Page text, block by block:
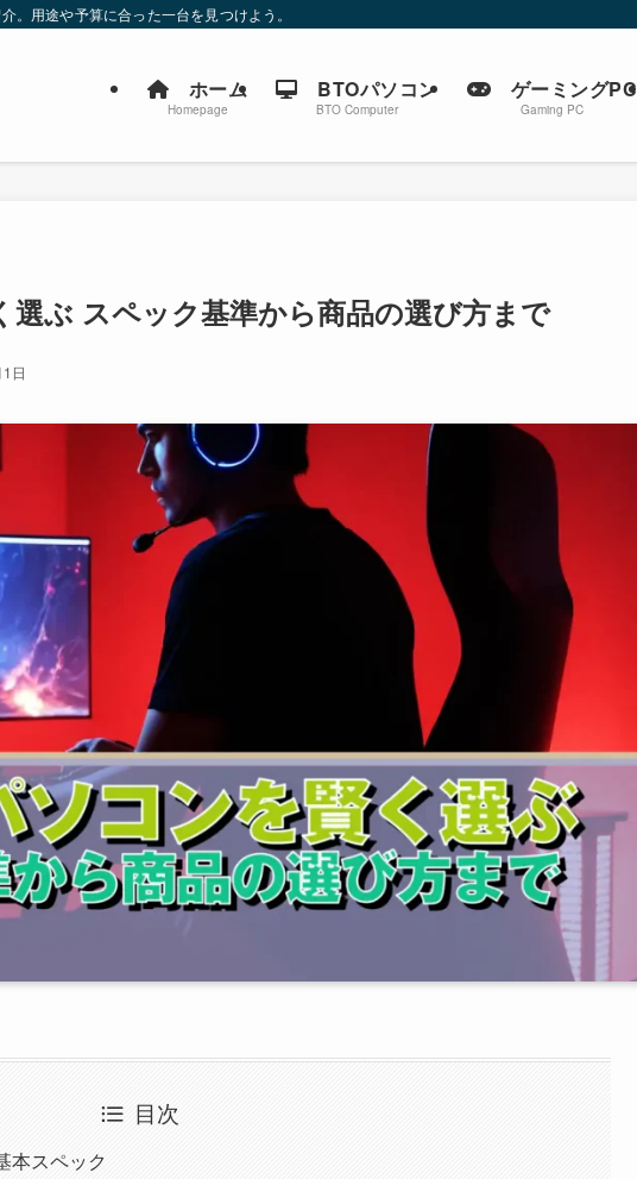
。用途や予算に合った一台を見つけよう。
ホーム
Homepage
BTOパソコン
BTO Computer
ゲーミングPC
Gaming PC
選ぶ スペック基準から商品の選び方まで
日
目次
本スペック